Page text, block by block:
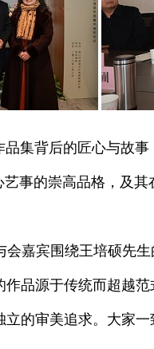
集背后的匠心与故
事的崇高品格，及
嘉宾围绕王培硕先
品源于传统而超越
的审美追求。大家